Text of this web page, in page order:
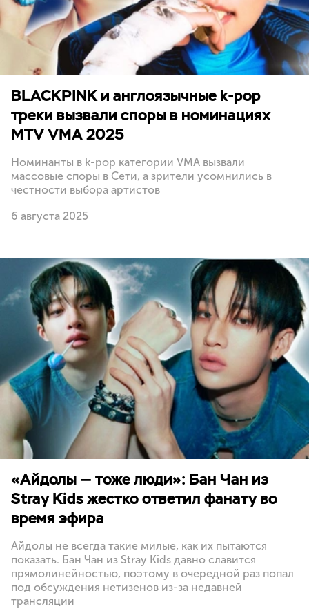
BLACKPINK и англоязычные k-pop
треки вызвали споры в номинациях
MTV VMA 2025
Номинанты в k-pop категории VMA вызвали
массовые споры в Сети, а зрители усомнились в
честности выбора артистов
6 августа 2025
«Айдолы — тоже люди»: Бан Чан из
Stray Kids жестко ответил фанату во
время эфира
Айдолы не всегда такие милые, как их пытаются
показать. Бан Чан из Stray Kids давно славится
прямолинейностью, поэтому в очередной раз попал
под обсуждения нетизенов из-за недавней
трансляции